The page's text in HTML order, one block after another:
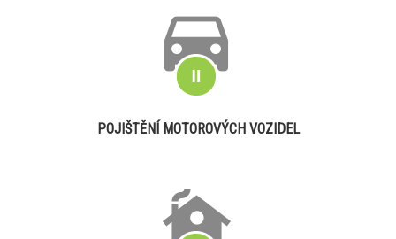
POJIŠTĚNÍ MOTOROVÝCH VOZIDEL